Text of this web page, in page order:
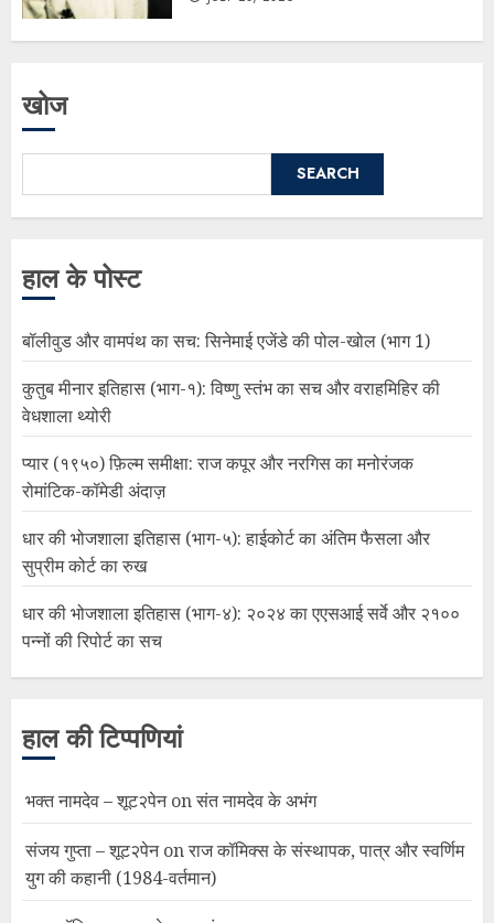
खोज
SEARCH
हाल के पोस्ट
बॉलीवुड और वामपंथ का सच: सिनेमाई एजेंडे की पोल-खोल (भाग 1)
कुतुब मीनार इतिहास (भाग-१): विष्णु स्तंभ का सच और वराहमिहिर की
वेधशाला थ्योरी
प्यार (१९५०) फ़िल्म समीक्षा: राज कपूर और नरगिस का मनोरंजक
रोमांटिक-कॉमेडी अंदाज़
धार की भोजशाला इतिहास (भाग-५): हाईकोर्ट का अंतिम फैसला और
सुप्रीम कोर्ट का रुख
धार की भोजशाला इतिहास (भाग-४): २०२४ का एएसआई सर्वे और २१००
पन्नों की रिपोर्ट का सच
हाल की टिप्पणियां
भक्त नामदेव – शूट२पेनonसंत नामदेव के अभंग
संजय गुप्ता – शूट२पेनonराज कॉमिक्स के संस्थापक, पात्र और स्वर्णिम
युग की कहानी (1984-वर्तमान)